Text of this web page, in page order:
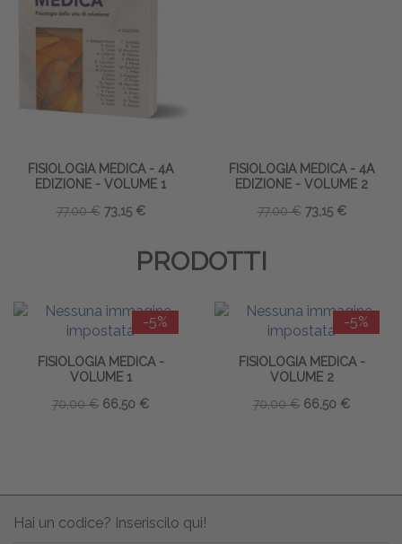
FISIOLOGIA MEDICA - 4A
EDIZIONE - VOLUME 1
77,00 € 73,15 €
FISIOLOGIA MEDICA - 4A
EDIZIONE - VOLUME 2
77,00 € 73,15 €
PRODOTTI
-5%
FISIOLOGIA MEDICA -
VOLUME 1
70,00 € 66,50 €
-5%
FISIOLOGIA MEDICA -
VOLUME 2
70,00 € 66,50 €
Hai un codice? Inseriscilo qui!